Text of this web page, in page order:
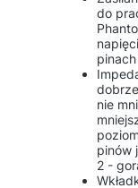
do
pinach
nie
pinów
2 -